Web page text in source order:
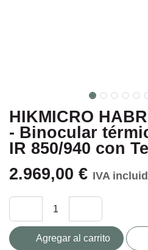
HIKMICRO
- Binocular
IR 850/940 con
2.969,00€ IVA
Agregar al carrito